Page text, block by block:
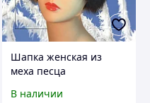
Шапка женская из
меха песца
В наличии